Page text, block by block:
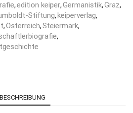
,edition keiper,Germanistik,Graz,
Stiftung, keiperverlag,
,Österreich,Steiermark,
,
BESCHREIBUNG